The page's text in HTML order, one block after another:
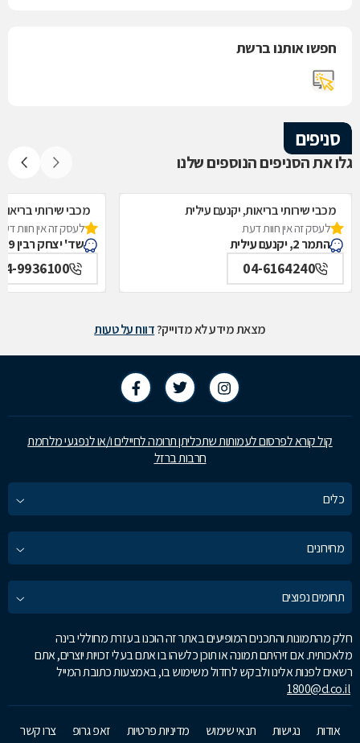
חפשו אותנו ברשת
סניפים
גלו את הסניפים הנוספים שלנו
מכבי שירותי בריאות, יקנעם עילית
לעסק זה אין חוות דעת
התמר 2, יקנעם עילית
04-6164240
מכבי שירותי
לעסק זה אין חוות
שד' יצחק רבין 9, יקנעם עילית
9936100
מצאת מידע לא מדוייק?דווח על טעות
קול קורא לפרסום לעמותות שתכליתן תרומה לחיילים ו/או לנפגעי מלחמת
חרבות ברזל
כלים
מחירונים
תחומים נפוצים
חלק מהתמונות והתכנים המופיעים באתר זה הוכנו בעזרת מחוללי בינה
מלאכותית. אם זיהיתם תמונה או תוכן כלשהו בו אתם בעלי זכויות יוצרים, אתם
רשאים לפנות אלינו ולבקש לחדול משימוש בו, באמצעות כתובת המייל
1800@d.co.il
אודות נגישות תנאי שימוש מדיניות פרטיות זאפ גרופ צרו קשר